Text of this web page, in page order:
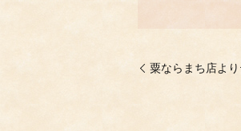
粟ならまち店よ